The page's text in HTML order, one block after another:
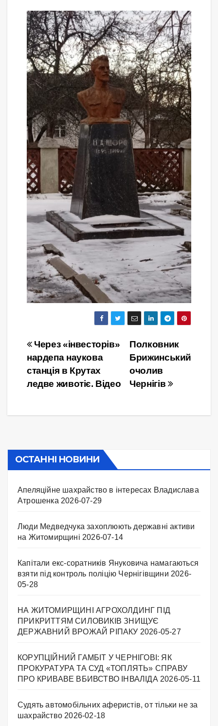
Навігація
записів
Полковник
Брижинський
очолив
Чернігів
Через «інвесторів»
нардепа наукова
станція в Крутах
ледве животіє. Відео
ОСТАННІ НОВИНИ
Апеляційне шахрайство в інтересах Владислава
Атрошенка 2026-07-29
Люди Медведчука захоплюють державні активи
на Житомирщині 2026-07-14
Капітали екс-соратників Януковича намагаються
взяти під контроль поліцію Чернігівщини 2026-
05-28
НА ЖИТОМИРЩИНІ АГРОХОЛДИНГ ПІД
ПРИКРИТТЯМ СИЛОВИКІВ ЗНИЩУЄ
ДЕРЖАВНИЙ ВРОЖАЙ РІПАКУ ​ 2026-05-27
КОРУПЦІЙНИЙ ГАМБІТ У ЧЕРНІГОВІ: ЯК
ПРОКУРАТУРА ТА СУД «ТОПЛЯТЬ» СПРАВУ
ПРО КРИВАВЕ ВБИВСТВО ІНВАЛІДА 2026-05-11
Судять автомобільних аферистів, от тільки не за
шахрайство 2026-02-18